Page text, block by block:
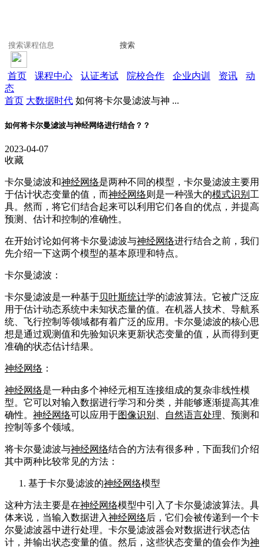
搜索
首页 课程中心 认证考试 院校合作 企业内训 资讯
动
态
首页 大数据时代 如何将卡尔曼滤波与神 ...
如何将卡尔曼滤波与神经网络进行结合？？
2023-04-07
收藏
卡尔曼滤波和神经网络是两种不同的模型，卡尔曼滤波主要用
于估计状态变量的值，而神经网络则是一种强大的模式识别 工
具。然而，将它们结合起来可以利用它们各自的优点，并提高
预测、估计和控制的准确性。
在开始讨论如何将卡尔曼滤波与神经网络进行结合之前，我们
先介绍一下这两个模型的基本原理和特点。
卡尔曼滤波：
卡尔曼滤波是一种基于贝叶斯统计学的滤波算法。它被广泛应
用于估计动态系统中未知状态量的值。在机器人技术、导航系
统、飞行控制等领域都有着广泛的应用。卡尔曼滤波的核心思
想是通过观测值和先验知识来更新状态变量的值，从而得到更
准确的状态估计结果。
神经网络 ：
神经网络是一种由多个神经元相互连接组成的复杂非线性模
型。它可以对输入数据进行学习和分类，并能够逐渐提高其准
确性。 神经网络可以应用于图像识别 自然语言处理 、预测和
控制等多个领域。
将卡尔曼滤波与神经网络结合的方法有很多种，下面我们介绍
其中两种比较常见的方法：
基于卡尔曼滤波的神经网络模型
这种方法主要是在神经网络模型中引入了卡尔曼滤波算法。具
体来说，当输入数据进入神经网络后，它们会被传递到一个卡
尔曼滤波器中进行处理。卡尔曼滤波器会对数据进行状态估
计，并输出状态变量的值。然后，这些状态变量的值会作为神